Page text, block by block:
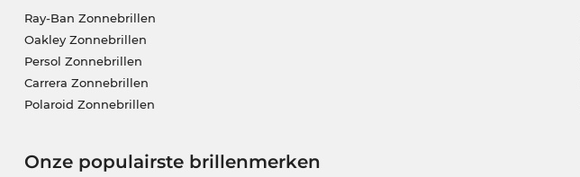
Ray-Ban Zonnebrillen
Oakley Zonnebrillen
Persol Zonnebrillen
Carrera Zonnebrillen
Polaroid Zonnebrillen
Onze populairste brillenmerken